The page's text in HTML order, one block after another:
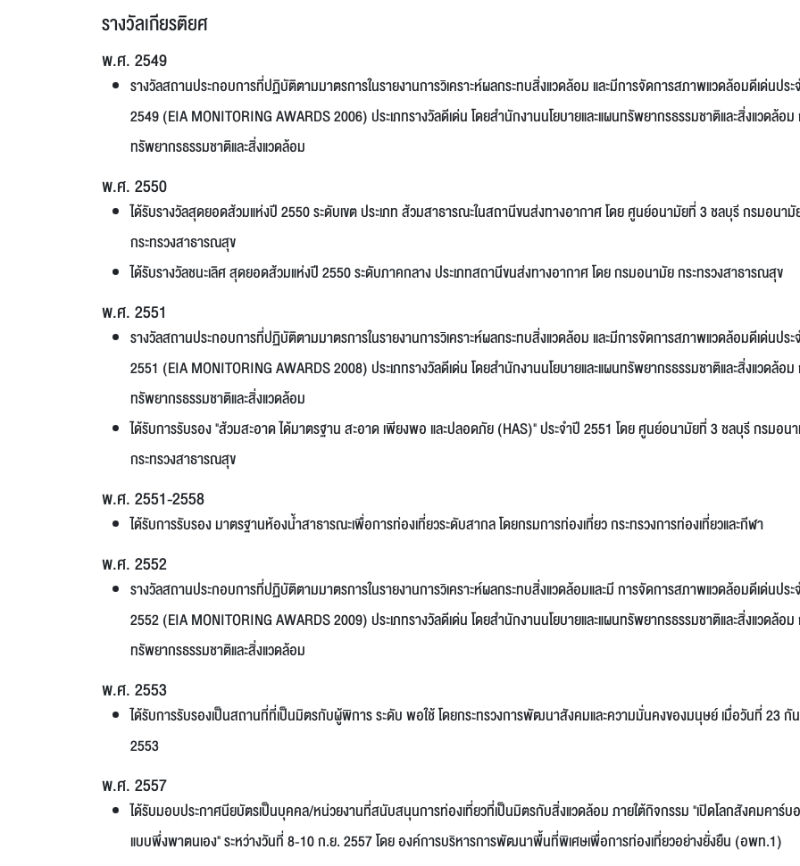
รางวัลเกียรติยศ
พ.ศ. 2549
รางวัลสถานประกอบการที่ปฏิบัติตามมาตรการในรายงานการวิเคราะห์ผลกระทบสิ่งแวดล้อม และมีการจัดการสภาพแวดล้อมดีเด่นประ
2549 (EIA MONITORING AWARDS 2006) ประเภทรางวัลดีเด่น โดยสำนักงานนโยบายและแผนทรัพยากรธรรมชาติและสิ่งแวดล้อม
ทรัพยากรธรรมชาติและสิ่งแวดล้อม
พ.ศ. 2550
ได้รับรางวัลสุดยอดส้วมแห่งปี 2550 ระดับเขต ประเภท ส้วมสาธารณะในสถานีขนส่งทางอากาศ โดย ศูนย์อนามัยที่ 3 ชลบุรี กรมอนา
กระทรวงสาธารณสุข
ได้รับรางวัลชนะเลิศ สุดยอดส้วมแห่งปี 2550 ระดับภาคกลาง ประเภทสถานีขนส่งทางอากาศ โดย กรมอนามัย กระทรวงสาธารณสุข
พ.ศ. 2551
รางวัลสถานประกอบการที่ปฏิบัติตามมาตรการในรายงานการวิเคราะห์ผลกระทบสิ่งแวดล้อม และมีการจัดการสภาพแวดล้อมดีเด่นประ
2551 (EIA MONITORING AWARDS 2008) ประเภทรางวัลดีเด่น โดยสำนักงานนโยบายและแผนทรัพยากรธรรมชาติและสิ่งแวดล้อม
ทรัพยากรธรรมชาติและสิ่งแวดล้อม
ได้รับการรับรอง "ส้วมสะอาด ได้มาตรฐาน สะอาด เพียงพอ และปลอดภัย (HAS)" ประจำปี 2551 โดย ศูนย์อนามัยที่ 3 ชลบุรี กรมอน
กระทรวงสาธารณสุข
พ.ศ. 2551-2558
ได้รับการรับรอง มาตรฐานห้องน้ำสาธารณะเพื่อการท่องเที่ยวระดับสากล โดยกรมการท่องเที่ยว กระทรวงการท่องเที่ยวและกีฬา
พ.ศ. 2552
รางวัลสถานประกอบการที่ปฏิบัติตามมาตรการในรายงานการวิเคราะห์ผลกระทบสิ่งแวดล้อมและมี การจัดการสภาพแวดล้อมดีเด่นประ
2552 (EIA MONITORING AWARDS 2009) ประเภทรางวัลดีเด่น โดยสำนักงานนโยบายและแผนทรัพยากรธรรมชาติและสิ่งแวดล้อม
ทรัพยากรธรรมชาติและสิ่งแวดล้อม
พ.ศ. 2553
ได้รับการรับรองเป็นสถานที่ที่เป็นมิตรกับผู้พิการ ระดับ พอใช้ โดยกระทรวงการพัฒนาสังคมและความมั่นคงของมนุษย์ เมื่อวันที่ 23 กั
2553
พ.ศ. 2557
ได้รับมอบประกาศนียบัตรเป็นบุคคล/หน่วยงานที่สนับสนุนการท่องเที่ยวที่เป็นมิตรกับสิ่งแวดล้อม ภายใต้กิจกรรม "เปิดโลกสังคมคาร์บ
แบบพึ่งพาตนเอง" ระหว่างวันที่ 8-10 ก.ย. 2557 โดย องค์การบริหารการพัฒนาพื้นที่พิเศษเพื่อการท่องเที่ยวอย่างยั่งยืน (อพท.1)